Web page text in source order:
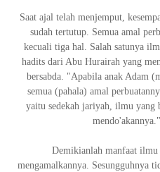
Saat ajal telah menjemput,
sudah tertutup. Semua amal
kecuali tiga hal. Salah satunya
hadits dari Abu Hurairah yang
bersabda. "Apabila anak Adam
semua (pahala) amal
yaitu sedekah jariyah, ilmu yang
Demikianlah manfaat ilmu
mengamalkannya. Sesungguhnya